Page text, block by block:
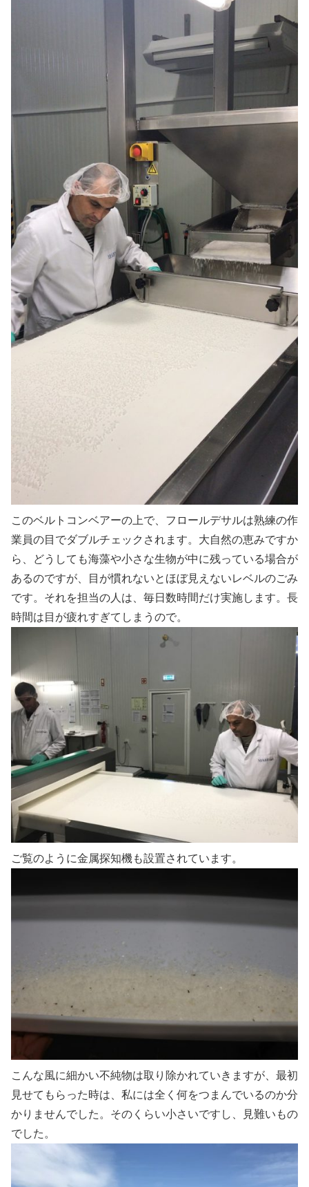
このベルトコンベアーの上で、フロールデサルは熟練の作
業員の目でダブルチェックされます。大自然の恵みですか
ら、どうしても海藻や小さな生物が中に残っている場合が
あるのですが、目が慣れないとほぼ見えないレベルのごみ
です。それを担当の人は、毎日数時間だけ実施します。長
時間は目が疲れすぎてしまうので。
ご覧のように金属探知機も設置されています。
こんな風に細かい不純物は取り除かれていきますが、最初
見せてもらった時は、私には全く何をつまんでいるのか分
かりませんでした。そのくらい小さいですし、見難いもの
でした。